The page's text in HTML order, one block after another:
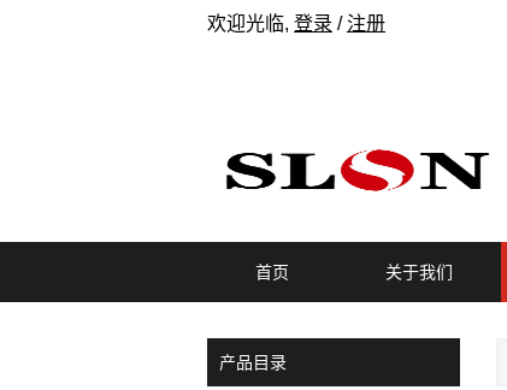
欢迎光临, 登录 / 注册
首页 关于我们
产品目录